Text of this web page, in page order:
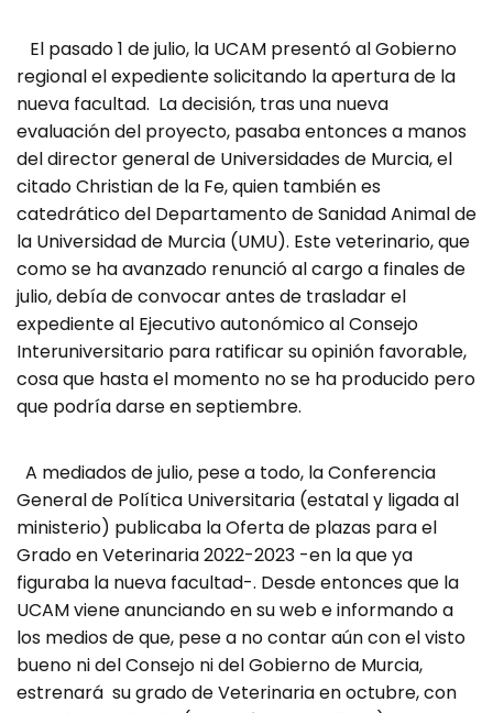
El pasado 1 de julio, la UCAM presentó al Gobierno
regional el expediente solicitando la apertura de la
nueva facultad. La decisión, tras una nueva
evaluación del proyecto, pasaba entonces a manos
del director general de Universidades de Murcia, el
citado Christian de la Fe, quien también es
catedrático del Departamento de Sanidad Animal de
la Universidad de Murcia (UMU). Este veterinario, que
como se ha avanzado renunció al cargo a finales de
julio, debía de convocar antes de trasladar el
expediente al Ejecutivo autonómico al Consejo
Interuniversitario para ratificar su opinión favorable,
cosa que hasta el momento no se ha producido pero
que podría darse en septiembre.
A mediados de julio, pese a todo, la Conferencia
General de Política Universitaria (estatal y ligada al
ministerio) publicaba la Oferta de plazas para el
Grado en Veterinaria 2022-2023 -en la que ya
figuraba la nueva facultad-. Desde entonces que la
UCAM viene anunciando en su web e informando a
los medios de que, pese a no contar aún con el visto
bueno ni del Consejo ni del Gobierno de Murcia,
estrenará su grado de Veterinaria en octubre, con